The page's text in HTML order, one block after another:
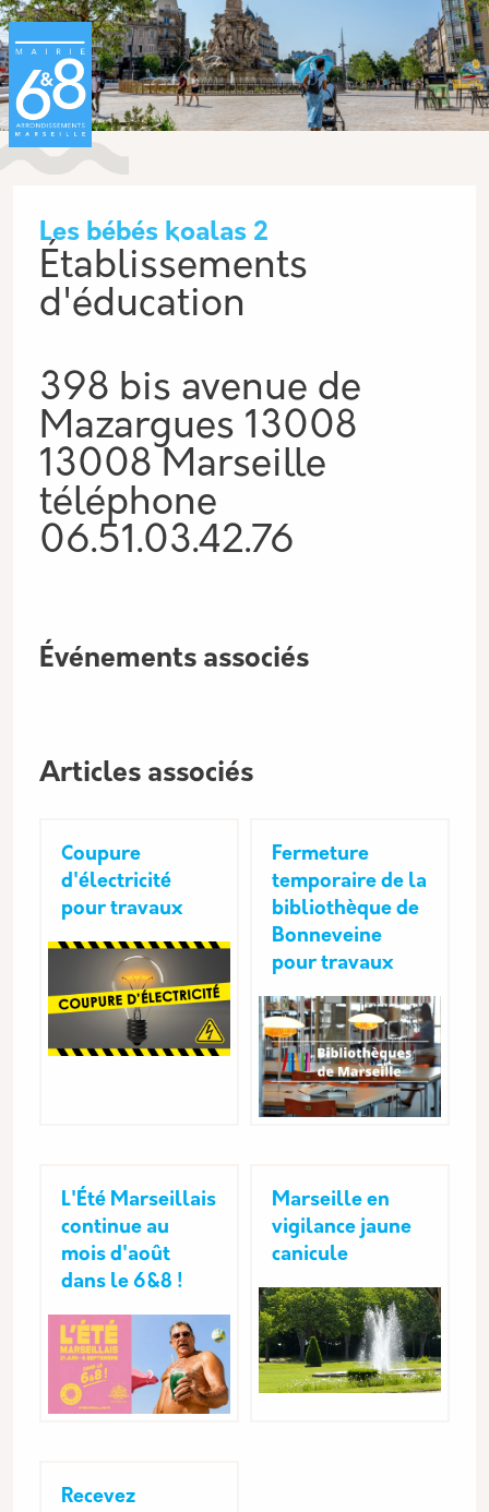
Aller au contenu principal
Les bébés koalas 2
Établissements
d'éducation
398 bis avenue de
Mazargues 13008
13008 Marseille
téléphone
06.51.03.42.76
Événements associés
Articles associés
Coupure
d'électricité
pour travaux
Fermeture
temporaire de la
bibliothèque de
Bonneveine
pour travaux
L'Été Marseillais
continue au
mois d'août
dans le 6&8 !
Marseille en
vigilance jaune
canicule
Recevez
Panneau de gestion des cookies